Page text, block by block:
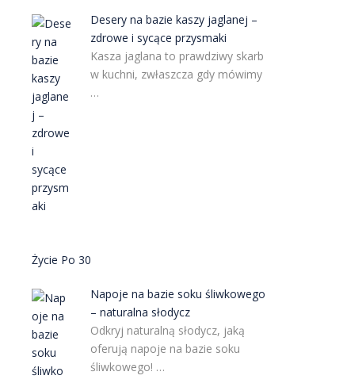
Desery na bazie kaszy jaglanej –
zdrowe i sycące przysmaki
Kasza jaglana to prawdziwy skarb
w kuchni, zwłaszcza gdy mówimy
…
Życie Po 30
Napoje na bazie soku śliwkowego
– naturalna słodycz
Odkryj naturalną słodycz, jaką
oferują napoje na bazie soku
śliwkowego! …